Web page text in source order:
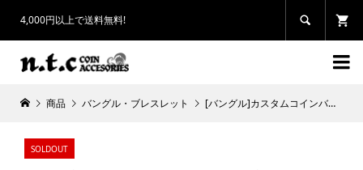
4,000円以上で送料無料! 

商品 バングル・ブレスレット [バングル]カスタムコインバングル Half & Quarter Dollar -Eagle-
SOLDOUT